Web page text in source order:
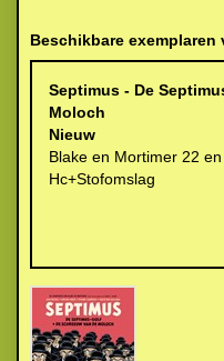
Beschikbare exemplaren
Septimus - De
Moloch
Nieuw
Blake en Mortimer 22
Hc+Stofomslag